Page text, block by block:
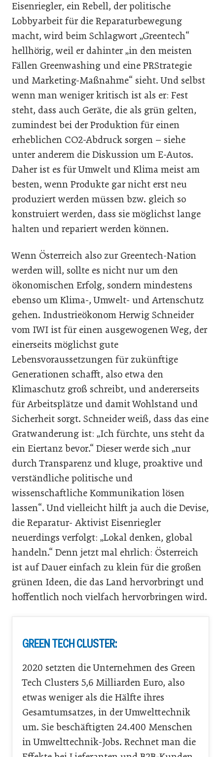
Eisenriegler, ein Rebell, der politische
Lobbyarbeit für die Reparaturbewegung
macht, wird beim Schlagwort „Greentech“
hellhörig, weil er dahinter „in den meisten
Fällen Greenwashing und eine PRStrategie
und Marketing-Maßnahme“ sieht. Und selbst
wenn man weniger kritisch ist als er: Fest
steht, dass auch Geräte, die als grün gelten,
zumindest bei der Produktion für einen
erheblichen CO2-Abdruck sorgen – siehe
unter anderem die Diskussion um E-Autos.
Daher ist es für Umwelt und Klima meist am
besten, wenn Produkte gar nicht erst neu
produziert werden müssen bzw. gleich so
konstruiert werden, dass sie möglichst lange
halten und repariert werden können.
Wenn Österreich also zur Greentech-Nation
werden will, sollte es nicht nur um den
ökonomischen Erfolg, sondern mindestens
ebenso um Klima-, Umwelt- und Artenschutz
gehen. Industrieökonom Herwig Schneider
vom IWI ist für einen ausgewogenen Weg, der
einerseits möglichst gute
Lebensvoraussetzungen für zukünftige
Generationen schafft, also etwa den
Klimaschutz groß schreibt, und andererseits
für Arbeitsplätze und damit Wohlstand und
Sicherheit sorgt. Schneider weiß, dass das eine
Gratwanderung ist: „Ich fürchte, uns steht da
ein Eiertanz bevor.“ Dieser werde sich „nur
durch Transparenz und kluge, proaktive und
verständliche politische und
wissenschaftliche Kommunikation lösen
lassen“. Und vielleicht hilft ja auch die Devise,
die Reparatur- Aktivist Eisenriegler
neuerdings verfolgt: „Lokal denken, global
handeln.“ Denn jetzt mal ehrlich: Österreich
ist auf Dauer einfach zu klein für die großen
grünen Ideen, die das Land hervorbringt und
hoffentlich noch vielfach hervorbringen wird.
GREEN TECH CLUSTER:
2020 setzten die Unternehmen des Green
Tech Clusters 5,6 Milliarden Euro, also
etwas weniger als die Hälfte ihres
Gesamtumsatzes, in der Umwelttechnik
um. Sie beschäftigten 24.400 Menschen
in Umwelttechnik-Jobs. Rechnet man die